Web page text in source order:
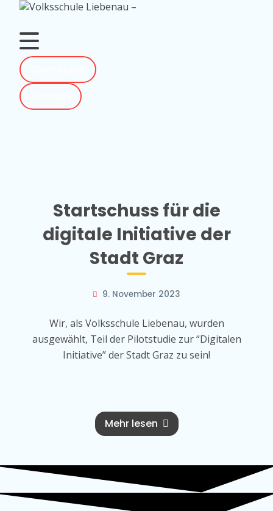
content
Startschuss für die
digitale Initiative der
Stadt Graz
9. November 2023
Wir, als Volksschule Liebenau, wurden
ausgewählt, Teil der Pilotstudie zur “Digitalen
Initiative” der Stadt Graz zu sein!
Mehr lesen